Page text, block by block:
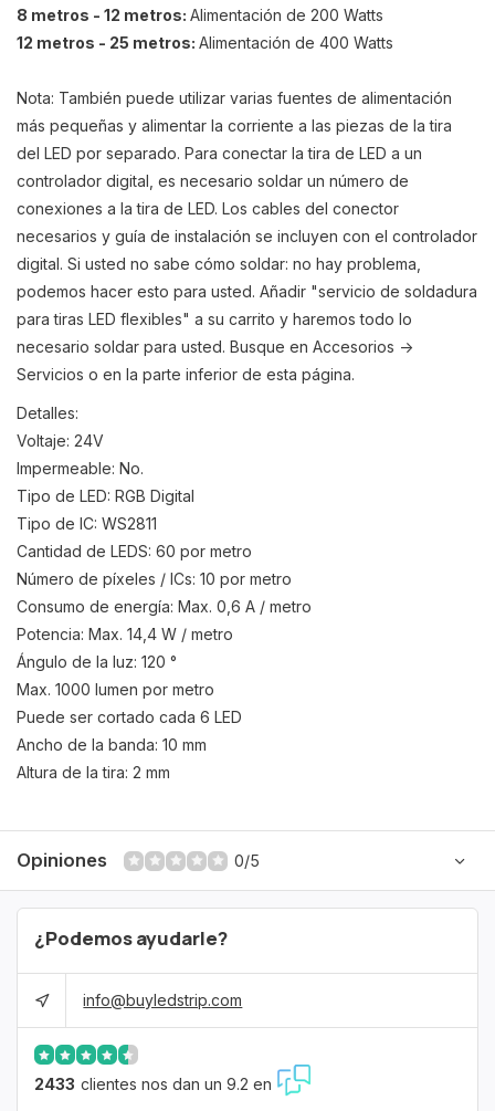
8 metros - 12 metros: Alimentación de 200 Watts
12 metros - 25 metros: Alimentación de 400 Watts
Nota: También puede utilizar varias fuentes de alimentación
más pequeñas y alimentar la corriente a las piezas de la tira
del LED por separado. Para conectar la tira de LED a un
controlador digital, es necesario soldar un número de
conexiones a la tira de LED. Los cables del conector
necesarios y guía de instalación se incluyen con el controlador
digital. Si usted no sabe cómo soldar: no hay problema,
podemos hacer esto para usted. Añadir "servicio de soldadura
para tiras LED flexibles" a su carrito y haremos todo lo
necesario soldar para usted. Busque en Accesorios ->
Servicios o en la parte inferior de esta página.
Detalles:
Voltaje: 24V
Impermeable: No.
Tipo de LED: RGB Digital
Tipo de IC: WS2811
Cantidad de LEDS: 60 por metro
Número de píxeles / ICs: 10 por metro
Consumo de energía: Max. 0,6 A / metro
Potencia: Max. 14,4 W / metro
Ángulo de la luz: 120 °
Max. 1000 lumen por metro
Puede ser cortado cada 6 LED
Ancho de la banda: 10 mm
Altura de la tira: 2 mm
Opiniones 0/5
¿Podemos ayudarle?
info@buyledstrip.com
2433 clientes nos dan un 9.2 en